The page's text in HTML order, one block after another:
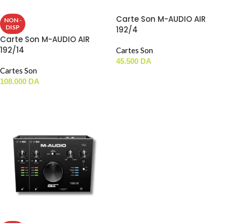
NON -
DISP
Carte Son M-AUDIO AIR
192/14
Cartes Son
108.000 DA
Carte Son M-AUDIO AIR
192/4
Cartes Son
45.500 DA